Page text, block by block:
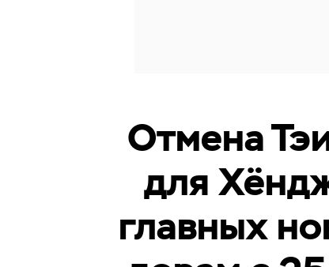
Отмена
для
главных